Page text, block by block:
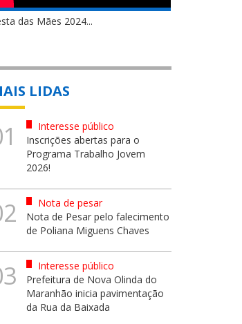
das Mães 2024...
LIDAS
Interesse público
Inscrições abertas para o
Programa Trabalho Jovem
2026!
Nota de pesar
Nota de Pesar pelo falecimento
de Poliana Miguens Chaves
Interesse público
Prefeitura de Nova Olinda do
Maranhão inicia pavimentação
da Rua da Baixada